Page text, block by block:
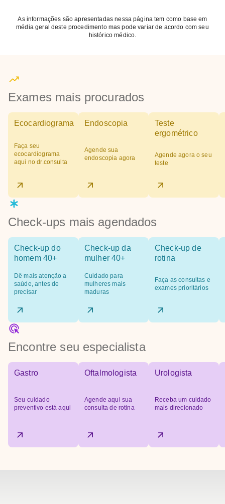
As informações são apresentadas nessa página tem como base em
média geral deste procedimento mas pode variar de acordo com seu
histórico médico.
Exames mais procurados
Ecocardiograma
Faça seu
ecocardiograma
aqui no dr.consulta
Endoscopia
Agende sua
endoscopia agora
Teste
ergométrico
Agende agora o seu
teste
Check-ups mais agendados
Check-up do
homem 40+
Dê mais atenção a
saúde, antes de
precisar
Check-up da
mulher 40+
Cuidado para
mulheres mais
maduras
Check-up de
rotina
Faça as consultas e
exames prioritários
Encontre seu especialista
Gastro
Seu cuidado
preventivo está aqui
Oftalmologista
Agende aqui sua
consulta de rotina
Urologista
Receba um cuidado
mais direcionado